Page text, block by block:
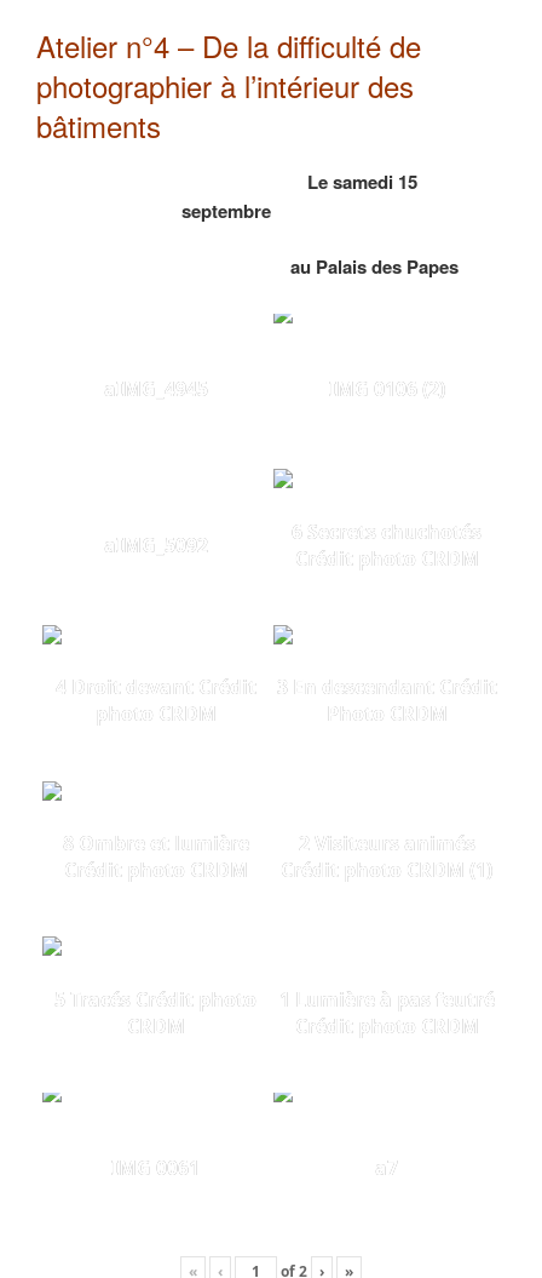
Atelier n°4 – De la difficulté de
photographier à l’intérieur des
bâtiments
Le samedi 15
septembre
au Palais des Papes
aIMG_4945 IMG 0106 (2)
aIMG_5092
6 Secrets chuchotés
Crédit photo CRDM
4 Droit devant Crédit
photo CRDM
3 En descendant Crédit
Photo CRDM
8 Ombre et lumière
Crédit photo CRDM
2 Visiteurs animés
Crédit photo CRDM (1)
5 Tracés Crédit photo
CRDM
1 Lumière à pas feutré
Crédit photo CRDM
IMG 0061 a7
« ‹ of2 › »